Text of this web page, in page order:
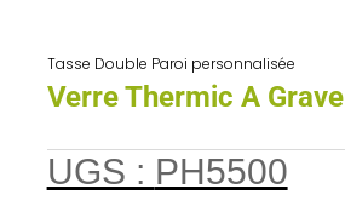
Tasse Double Paroi personnalisée
Verre Thermic A
UGS : PH5500